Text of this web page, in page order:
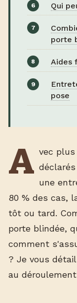
Qui
porte
Aides
pose
A vec plus
une
80 % des cas,
tôt ou tard.
porte blindée,
comment
? Je vous
au